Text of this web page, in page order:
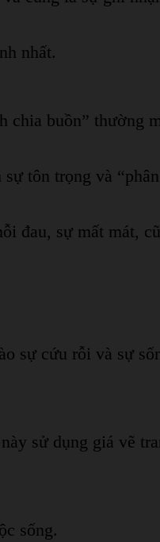
nhất.
chia buồn” thường
tôn trọng và
đau, sự mất mát,
sự cứu rỗi và sự
sử dụng giá vẽ
sống.